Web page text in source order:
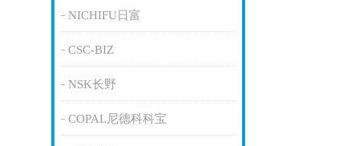
NICHIFU日富
CSC-BIZ
NSK长野
COPAL尼德科科宝